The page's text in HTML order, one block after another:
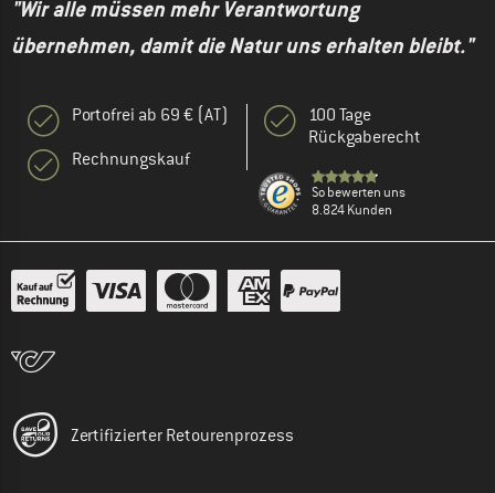
"Wir alle müssen mehr Verantwortung
übernehmen, damit die Natur uns erhalten bleibt."
Portofrei ab 69 € (AT)
Rechnungskauf
100 Tage
Rückgaberecht
So bewerten uns
8.824 Kunden
Zertifizierter Retourenprozess